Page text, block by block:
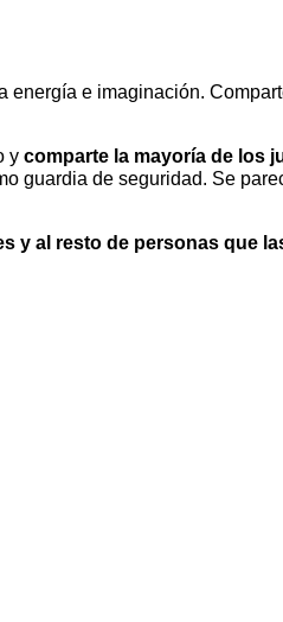
energía e imaginación.
y comparte la mayoría de los
guardia de seguridad. Se
y al resto de personas que